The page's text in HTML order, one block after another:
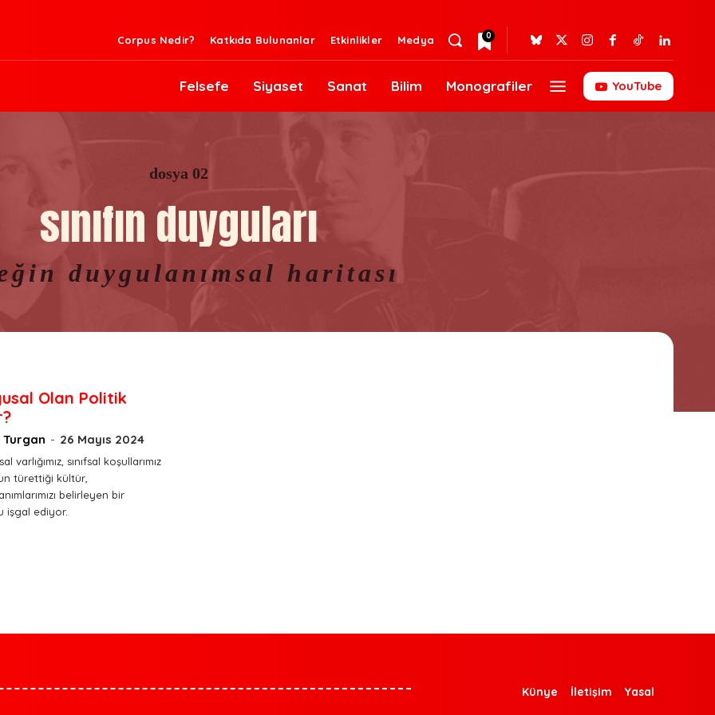
Corpus Nedir? Katkıda Bulunanlar Etkinlikler Medya 0
Felsefe Siyaset Sanat Bilim Monografiler YouTube
dosya 02
sınıfın duyguları
duygulanımsal haritası
Olan Politik
- 26 Mayıs 2024
varlığımız, sınıfsal koşullarımız
türettiği kültür,
belirleyen bir
işgal ediyor.
Künye İletişim Yasal